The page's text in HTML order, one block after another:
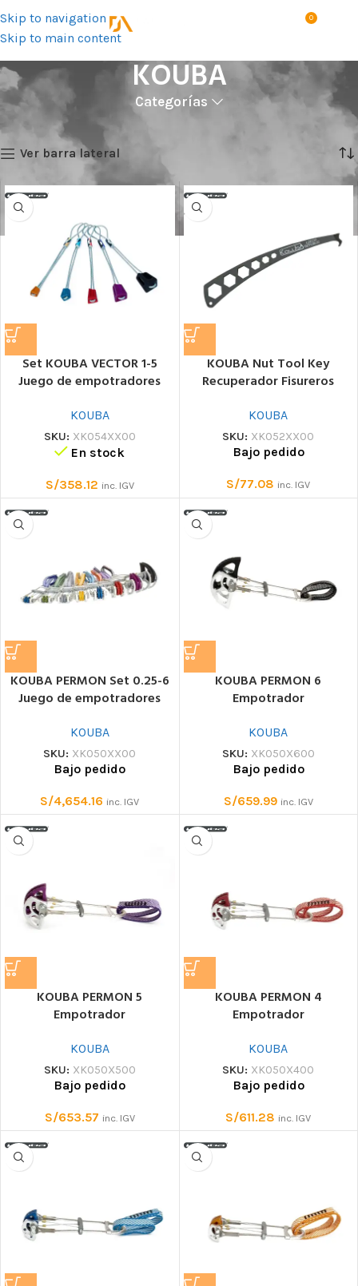
Skip to navigation
Skip to main content
MENÚ 0
KOUBA
Categorías
Marca del producto Showing all 11 results
Ver barra lateral
Set KOUBA VECTOR 1-5
Juego de empotradores
KOUBA
SKU: XK054XX00
En stock
S/358.12 inc. IGV
KOUBA Nut Tool Key
Recuperador Fisureros
KOUBA
SKU: XK052XX00
Bajo pedido
S/77.08 inc. IGV
KOUBA PERMON Set 0.25-6
Juego de empotradores
KOUBA
SKU: XK050XX00
Bajo pedido
S/4,654.16 inc. IGV
KOUBA PERMON 6
Empotrador
KOUBA
SKU: XK050X600
Bajo pedido
S/659.99 inc. IGV
KOUBA PERMON 5
Empotrador
KOUBA
SKU: XK050X500
Bajo pedido
S/653.57 inc. IGV
KOUBA PERMON 4
Empotrador
KOUBA
SKU: XK050X400
Bajo pedido
S/611.28 inc. IGV